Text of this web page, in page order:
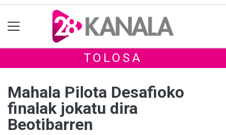
TOLOSA
Mahala Pilota Desafioko
finalak jokatu dira
Beotibarren